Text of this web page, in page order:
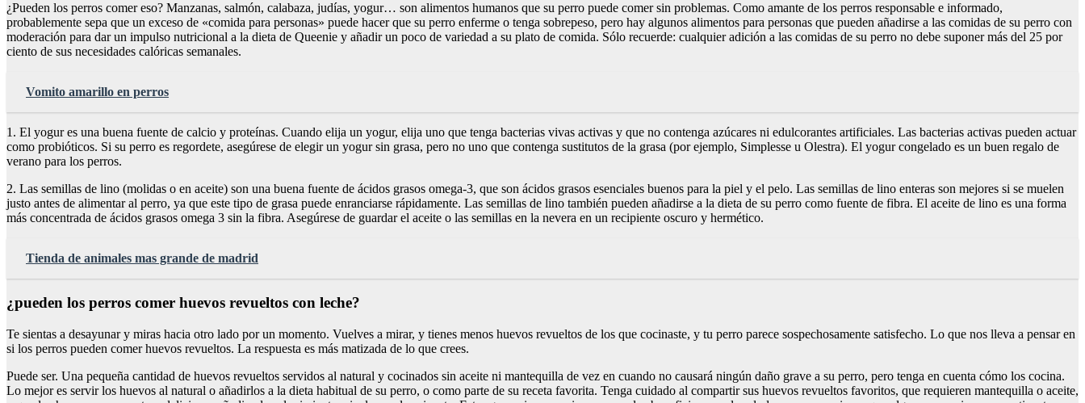
¿Pueden los perros comer eso? Manzanas, salmón, calabaza, judías, yogur… son alimentos humanos que su perro puede comer sin problemas. Como amante de los perros responsable e informado,
probablemente sepa que un exceso de «comida para personas» puede hacer que su perro enferme o tenga sobrepeso, pero hay algunos alimentos para personas que pueden añadirse a las comidas de su perro con
moderación para dar un impulso nutricional a la dieta de Queenie y añadir un poco de variedad a su plato de comida. Sólo recuerde: cualquier adición a las comidas de su perro no debe suponer más del 25 por
ciento de sus necesidades calóricas semanales.
Vomito amarillo en perros
1. El yogur es una buena fuente de calcio y proteínas. Cuando elija un yogur, elija uno que tenga bacterias vivas activas y que no contenga azúcares ni edulcorantes artificiales. Las bacterias activas pueden actuar
como probióticos. Si su perro es regordete, asegúrese de elegir un yogur sin grasa, pero no uno que contenga sustitutos de la grasa (por ejemplo, Simplesse u Olestra). El yogur congelado es un buen regalo de
verano para los perros.
2. Las semillas de lino (molidas o en aceite) son una buena fuente de ácidos grasos omega-3, que son ácidos grasos esenciales buenos para la piel y el pelo. Las semillas de lino enteras son mejores si se muelen
justo antes de alimentar al perro, ya que este tipo de grasa puede enranciarse rápidamente. Las semillas de lino también pueden añadirse a la dieta de su perro como fuente de fibra. El aceite de lino es una forma
más concentrada de ácidos grasos omega 3 sin la fibra. Asegúrese de guardar el aceite o las semillas en la nevera en un recipiente oscuro y hermético.
Tienda de animales mas grande de madrid
¿pueden los perros comer huevos revueltos con leche?
Te sientas a desayunar y miras hacia otro lado por un momento. Vuelves a mirar, y tienes menos huevos revueltos de los que cocinaste, y tu perro parece sospechosamente satisfecho. Lo que nos lleva a pensar en
si los perros pueden comer huevos revueltos. La respuesta es más matizada de lo que crees.
Puede ser. Una pequeña cantidad de huevos revueltos servidos al natural y cocinados sin aceite ni mantequilla de vez en cuando no causará ningún daño grave a su perro, pero tenga en cuenta cómo los cocina.
Lo mejor es servir los huevos al natural o añadirlos a la dieta habitual de su perro, o como parte de su receta favorita. Tenga cuidado al compartir sus huevos revueltos favoritos, que requieren mantequilla o aceite,